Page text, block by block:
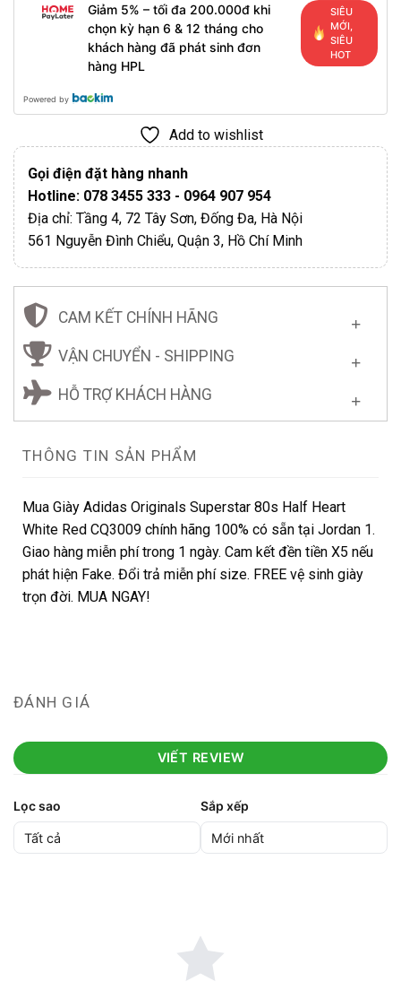
Giảm 5% – tối đa 200.000đ khi
chọn kỳ hạn 6 & 12 tháng cho
khách hàng đã phát sinh đơn
hàng HPL
SIÊU
MỚI,
SIÊU
HOT
Powered by
Add to wishlist
Gọi điện đặt hàng nhanh
Hotline: 078 3455 333 - 0964 907 954
Địa chỉ: Tầng 4, 72 Tây Sơn, Đống Đa, Hà Nội
561 Nguyễn Đình Chiểu, Quận 3, Hồ Chí Minh
CAM KẾT CHÍNH HÃNG
VẬN CHUYỂN - SHIPPING
HỖ TRỢ KHÁCH HÀNG
THÔNG TIN SẢN PHẨM
Mua Giày Adidas Originals Superstar 80s Half Heart
White Red CQ3009 chính hãng 100% có sẵn tại Jordan 1.
Giao hàng miễn phí trong 1 ngày. Cam kết đền tiền X5 nếu
phát hiện Fake. Đổi trả miễn phí size. FREE vệ sinh giày
trọn đời. MUA NGAY!
ĐÁNH GIÁ
VIẾT REVIEW
Lọc sao Sắp xếp